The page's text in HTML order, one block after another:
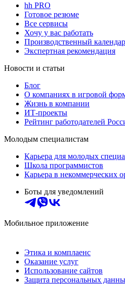
hh PRO
Готовое резюме
Все сервисы
Хочу у вас работать
Производственный
Экспертная рекомендация
Новости и статьи
Блог
О компаниях в игровой
Жизнь в компании
ИТ-проекты
Рейтинг работодателей
Молодым специалистам
Карьера для молодых
Школа программистов
Карьера в некоммерческих
Боты для уведомлений
Мобильное приложение
Этика и комплаенс
Оказание услуг
Использование сайтов
Защита персональных